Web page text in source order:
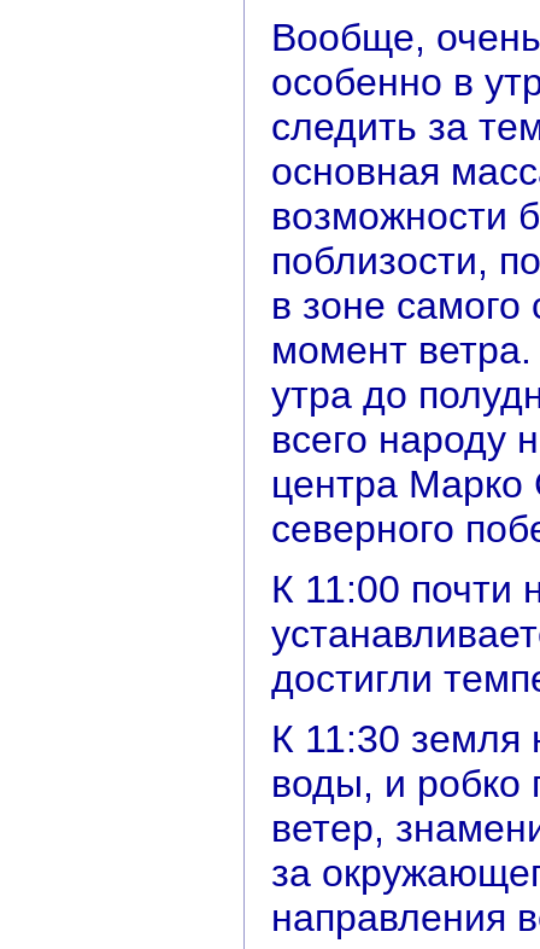
Вообще,
особенно в
следить за
основная
возможности
поблизости,
в зоне самого
момент
утра до
всего народу
центра Марко
северного
К 11:00 почти
достигли
К 11:30 земля
воды, и робко
ветер,
за
направления